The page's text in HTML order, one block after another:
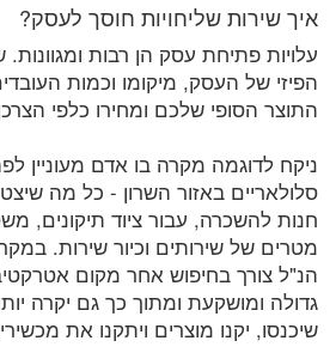
איך שירות שליחויות חוסך לעסק?
עלויות פתיחת עסק הן רבות ומגוונות.
הפיזי של העסק, מיקומו וכמות
התוצר הסופי שלכם ומחירו כלפי
ניקח לדוגמה מקרה בו אדם מעוניין
חנות להשכרה, עבור ציוד תיקונים,
מטרים של שירותים וכיור שירות.
הנ"ל צורך בחיפוש אחר מקום
גדולה ומושקעת ומתוך כך גם יקרה
שיכנסו, יקנו מוצרים ויתקנו את